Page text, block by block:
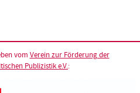
vom Verein zur Förderung der
Publizistik e.V.: